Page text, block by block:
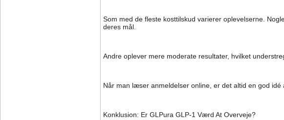
Som med de fleste kosttilskud varierer oplevelserne.
deres mål.
Andre oplever mere moderate resultater, hvilket
Når man læser anmeldelser online, er det altid en god
Konklusion: Er GLPura GLP-1 Værd At Overveje?